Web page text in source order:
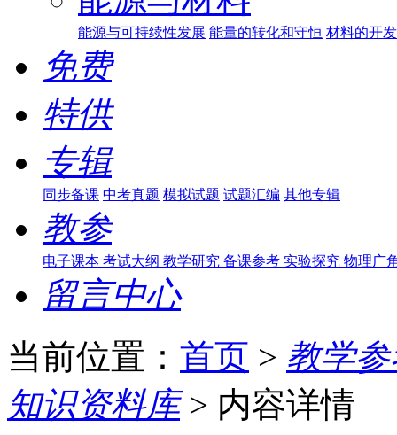
能源与可持续性发展 能量的转化和守恒 材料的开
免费
特供
专辑
同步备课 中考真题 模拟试题 试题汇编 其他专辑
教参
电子课本 考试大纲 教学研究 备课参考 实验探究 物理广
留言中心
当前位置： 首页 > 教学
知识资料库> 内容详情